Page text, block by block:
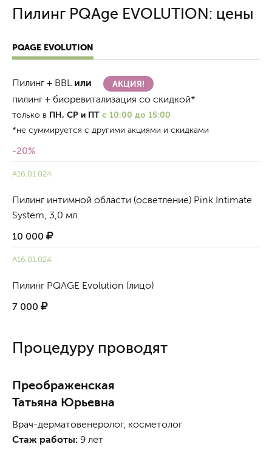
Пилинг PQAge EVOLUTION: цены
PQAGE EVOLUTION
Пилинг + BBL или АКЦИЯ!
пилинг + биоревитализация со скидкой*
только в ПН, СР и ПТ с 10:00 до 15:00
*не суммируется с другими акциями и скидками
-20%
A16.01.024
Пилинг интимной области (осветление) Pink Intimate
System, 3,0 мл
10 000
A16.01.024
Пилинг PQAGE Evolution (лицо)
7 000
Процедуру проводят
Преображенская
Татьяна Юрьевна
Врач-дерматовенеролог, косметолог
Стаж работы: 9 лет